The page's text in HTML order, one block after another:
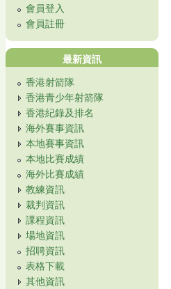
會員登入
會員註冊
最新資訊
香港射箭隊
香港青少年射箭隊
香港紀錄及排名
海外賽事資訊
本地賽事資訊
本地比賽成績
海外比賽成績
教練資訊
裁判資訊
課程資訊
場地資訊
招聘資訊
表格下載
其他資訊